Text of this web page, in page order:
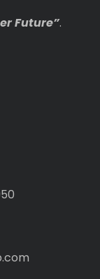
Future”.